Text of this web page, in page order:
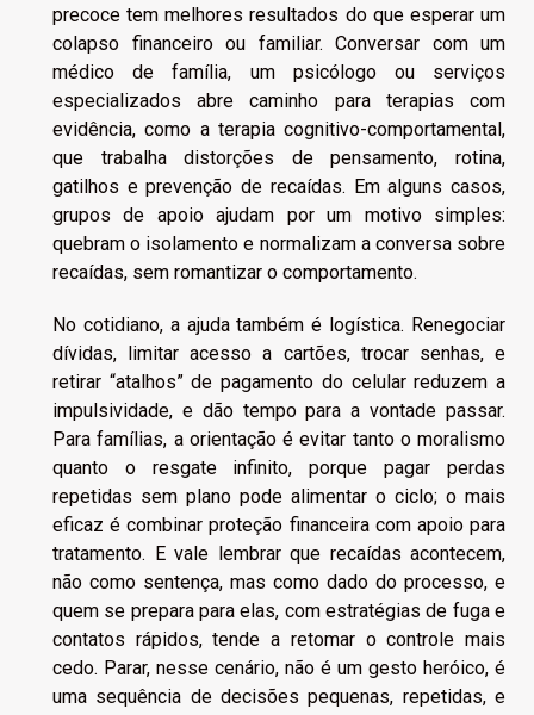
precoce tem melhores resultados do que esperar um
colapso financeiro ou familiar. Conversar com um
médico de família, um psicólogo ou serviços
especializados abre caminho para terapias com
evidência, como a terapia cognitivo-comportamental,
que trabalha distorções de pensamento, rotina,
gatilhos e prevenção de recaídas. Em alguns casos,
grupos de apoio ajudam por um motivo simples:
quebram o isolamento e normalizam a conversa sobre
recaídas, sem romantizar o comportamento.
No cotidiano, a ajuda também é logística. Renegociar
dívidas, limitar acesso a cartões, trocar senhas, e
retirar “atalhos” de pagamento do celular reduzem a
impulsividade, e dão tempo para a vontade passar.
Para famílias, a orientação é evitar tanto o moralismo
quanto o resgate infinito, porque pagar perdas
repetidas sem plano pode alimentar o ciclo; o mais
eficaz é combinar proteção financeira com apoio para
tratamento. E vale lembrar que recaídas acontecem,
não como sentença, mas como dado do processo, e
quem se prepara para elas, com estratégias de fuga e
contatos rápidos, tende a retomar o controle mais
cedo. Parar, nesse cenário, não é um gesto heróico, é
uma sequência de decisões pequenas, repetidas, e